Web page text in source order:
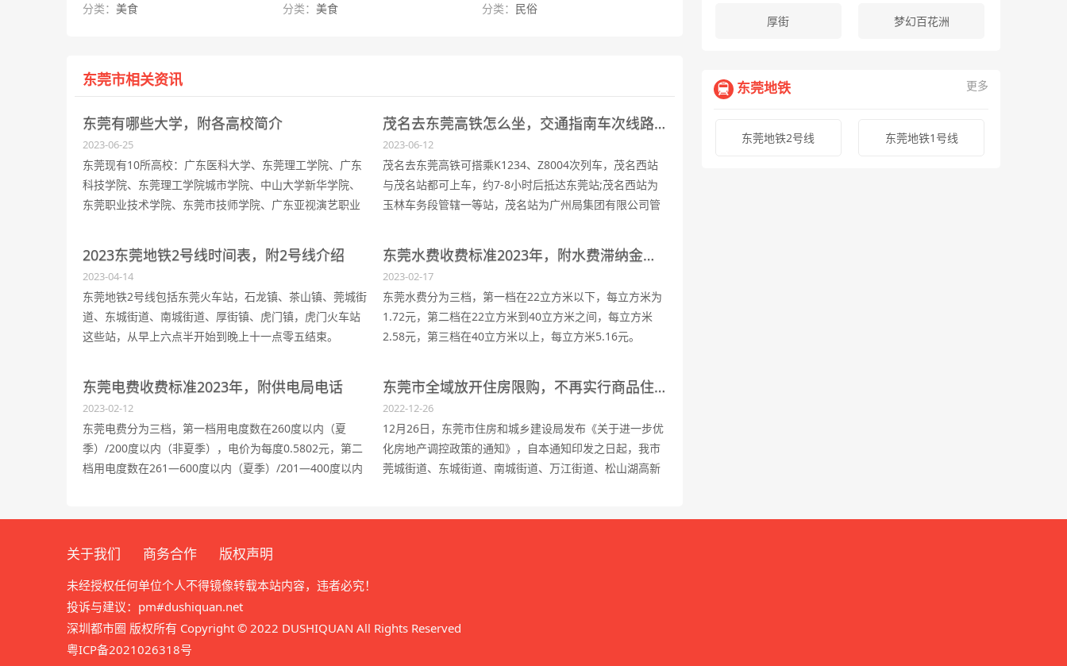
分类： 美食
分类： 美食
分类： 民俗
东莞市相关资讯
东莞有哪些大学，附各高校简介
2023-06-25
东莞现有10所高校：广东医科大学、东莞理工学院、广东
科技学院、东莞理工学院城市学院、中山大学新华学院、
东莞职业技术学院、东莞市技师学院、广东亚视演艺职业
茂名去东莞高铁怎么坐，交通指南车次线路推荐
2023-06-12
​茂名去东莞高铁可搭乘K1234、Z8004次列车，茂名西站
与茂名站都可上车，约7-8小时后抵达东莞站;茂名西站为
玉林车务段管辖一等站，茂名站为广州局集团有限公司管
站。
2023东莞地铁2号线时间表，附2号线介绍
2023-04-14
东莞地铁2号线包括东莞火车站，石龙镇、茶山镇、莞城街
道、东城街道、南城街道、厚街镇、虎门镇，虎门火车站
这些站，从早上六点半开始到晚上十一点零五结束。
东莞水费收费标准2023年，附水费滞纳金介绍
2023-02-17
东莞水费分为三档，第一档在22立方米以下，每立方米为
1.72元，第二档在22立方米到40立方米之间，每立方米
2.58元，第三档在40立方米以上，每立方米5.16元。
东莞电费收费标准2023年，附供电局电话
2023-02-12
东莞电费分为三档，第一档用电度数在260度以内（夏
季）/200度以内（非夏季），电价为每度0.5802元，第二
档用电度数在261—600度以内（夏季）/201—400度以内
东莞市全域放开住房限购，不再实行商品住房限购政策
2022-12-26
12月26日，东莞市住房和城乡建设局发布《关于进一步优
化房地产调控政策的通知》，自本通知印发之日起，我市
莞城街道、东城街道、南城街道、万江街道、松山湖高新
厚街 梦幻百花洲
东莞地铁 更多
东莞地铁2号线 东莞地铁1号线
关于我们 商务合作 版权声明
未经授权任何单位个人不得镜像转载本站内容，违者必究！
投诉与建议：pm#dushiquan.net
深圳都市圈 版权所有 Copyright © 2022 DUSHIQUAN All Rights Reserved
粤ICP备2021026318号